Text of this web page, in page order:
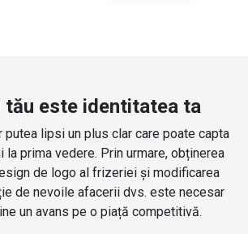
tău este identitatea ta
putea lipsi un plus clar care poate capta
la prima vedere. Prin urmare, obținerea
de logo al frizeriei și modificarea
de nevoile afacerii dvs. este necesar
un avans pe o piață competitivă.